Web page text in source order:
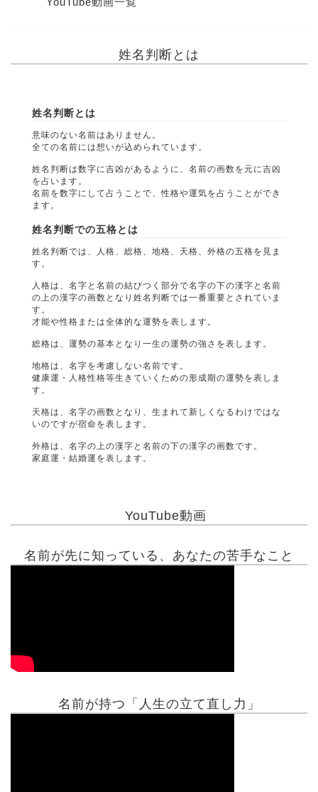
姓名判断とは
姓名判断とは
意味のない名前はありません。
全ての名前には想いが込められています。
姓名判断は数字に吉凶があるように、名前の画数を元に吉凶
を占います。
名前を数字にして占うことで、性格や運気を占うことができ
ます。
姓名判断での五格とは
姓名判断では、人格、総格、地格、天格、外格の五格を見ま
す。
人格は、名字と名前の結びつく部分で名字の下の漢字と名前
の上の漢字の画数となり姓名判断では一番重要とされていま
す。
才能や性格または全体的な運勢を表します。
総格は、運勢の基本となり一生の運勢の強さを表します。
地格は、名字を考慮しない名前です。
健康運・人格性格等生きていくための形成期の運勢を表しま
す。
天格は、名字の画数となり、生まれて新しくなるわけではな
いのですが宿命を表します。
外格は、名字の上の漢字と名前の下の漢字の画数です。
家庭運・結婚運を表します。
YouTube動画
名前が先に知っている、あなたの苦手なこと
名前が持つ「人生の立て直し力」